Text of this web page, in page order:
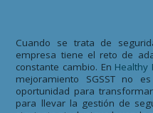
Cuando se trata de
empresa tiene el reto de
constante cambio. En Healthy
mejoramiento SGSST no
oportunidad para
para llevar la gestión de